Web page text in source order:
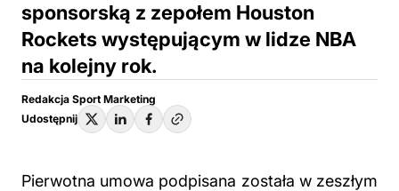
sponsorską z zepołem Houston
Rockets występującym w lidze NBA
na kolejny rok.
Redakcja Sport Marketing
Udostępnij
Pierwotna umowa podpisana została w zeszłym